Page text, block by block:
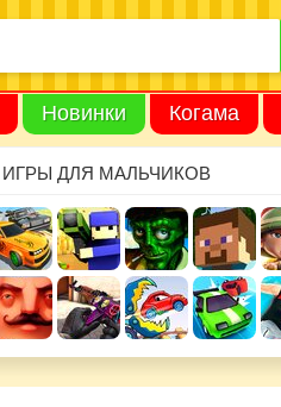
Новинки Когама
ИГРЫ ДЛЯ МАЛЬЧИКОВ